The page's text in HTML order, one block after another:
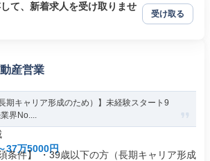
て、新着求人を受け取りませ
受け取る
産営業
期キャリア形成のため）】未経験スタート9
界No....
37万5000円
条件】 ・39歳以下の方（長期キャリア形成